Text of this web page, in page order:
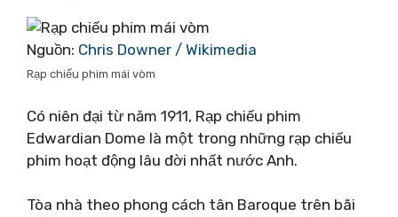
Nguồn: Chris Downer / Wikimedia
Rạp chiếu phim mái vòm
Có niên đại từ năm 1911, Rạp chiếu phim
Edwardian Dome là một trong những rạp chiếu
phim hoạt động lâu đời nhất nước Anh.
Tòa nhà theo phong cách tân Baroque trên bãi